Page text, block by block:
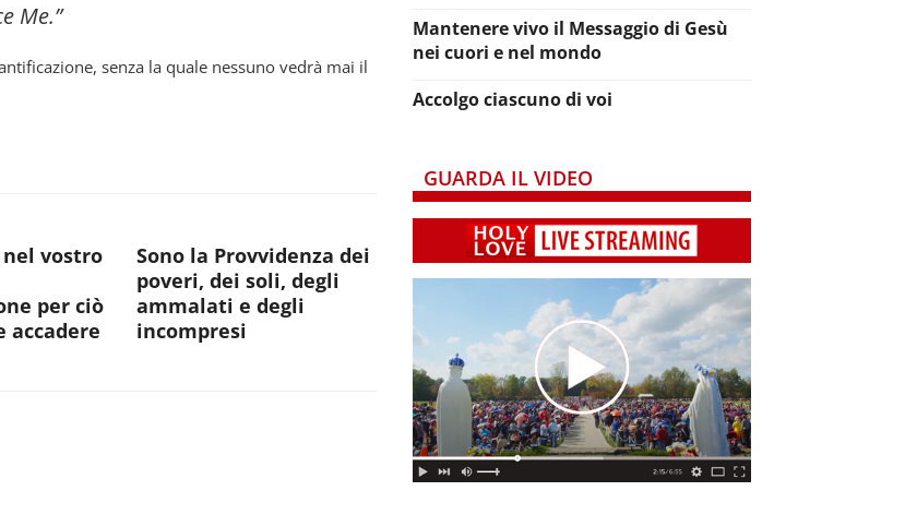
Me.”
senza la quale nessuno vedrà mai il
vostro
per ciò
accadere
Sono la Provvidenza dei
poveri, dei soli, degli
ammalati e degli
incompresi
Mantenere vivo il Messaggio di Gesù
nei cuori e nel mondo
Accolgo ciascuno di voi
GUARDA IL VIDEO